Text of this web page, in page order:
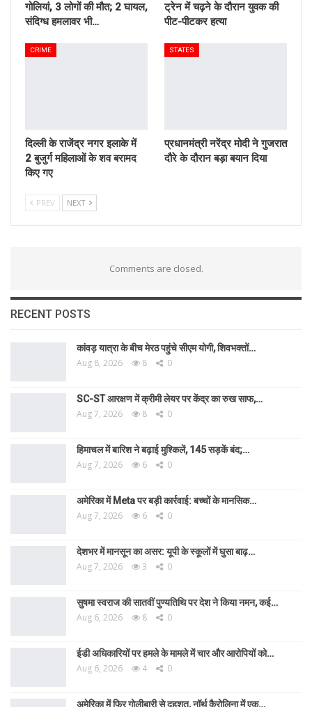
गोलियां, 3 लोगों की मौत; 2 घायल,
संदिग्ध हमलावर भी…
ट्रेन में चढ़ने के दौरान युवक की
पीट-पीटकर हत्या
CRIME
दिल्ली के राजेंद्र नगर इलाके में
2 बुजुर्ग महिलाओं के शव बरामद
किए गए
STATES
प्रधानमंत्री नरेंद्र मोदी ने गुजरात
दौरे के दौरान बड़ा बयान दिया
PREV NEXT
Comments are closed.
RECENT POSTS
कांवड़ यात्रा के बीच मेरठ पहुंचे सीएम योगी, शिवभक्तों…
Aug 8, 2026 8 0
SC-ST आरक्षण में क्रीमी लेयर पर केंद्र का रुख साफ,…
Aug 7, 2026 8 0
हिमाचल में बारिश ने बढ़ाई मुश्किलें, 145 सड़कें बंद;…
Aug 7, 2026 6 0
अमेरिका में Meta पर बड़ी कार्रवाई: बच्चों के मानसिक…
Aug 7, 2026 6 0
देशभर में मानसून का असर: यूपी के स्कूलों में घुसा बाढ़…
Aug 7, 2026 3 0
सुषमा स्वराज की सातवीं पुण्यतिथि पर देश ने किया नमन, कई…
Aug 6, 2026 8 0
ईडी अधिकारियों पर हमले के मामले में चार और आरोपियों को…
Aug 6, 2026 4 0
अमेरिका में फिर गोलीबारी से दहशत, नॉर्थ कैरोलिना में एक…